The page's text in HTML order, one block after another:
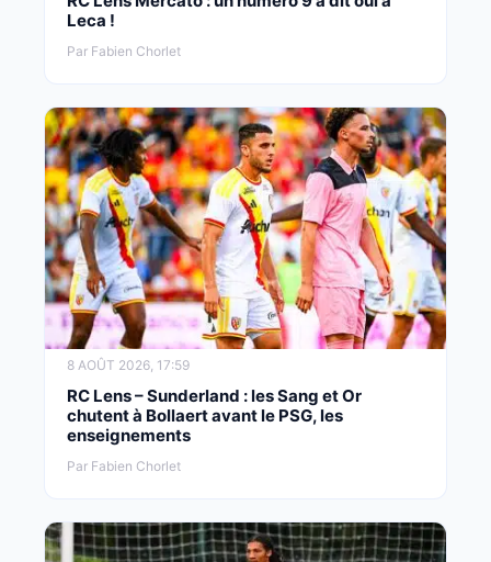
Leca !
Par Fabien Chorlet
8 AOÛT 2026, 17:59
RC Lens – Sunderland : les Sang et Or
chutent à Bollaert avant le PSG, les
enseignements
Par Fabien Chorlet